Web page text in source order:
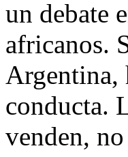
un debate
africanos.
Argentina,
conducta.
venden,